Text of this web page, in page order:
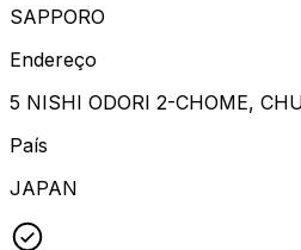
SAPPORO
Endereço
5 NISHI ODORI 2-CHOME,
País
JAPAN